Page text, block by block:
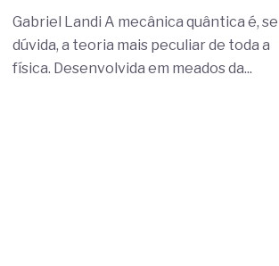
Gabriel Landi A mecânica quântica é,
dúvida, a teoria mais peculiar de toda a
física. Desenvolvida em meados da...